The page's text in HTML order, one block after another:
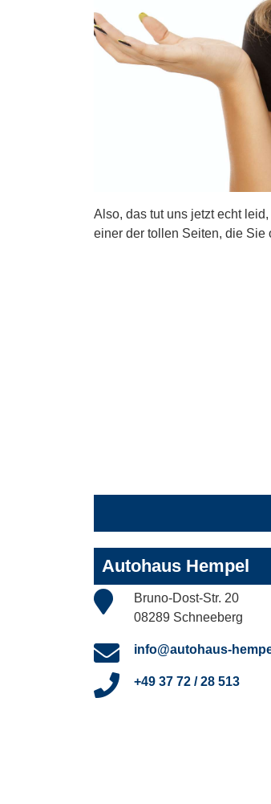
Also, das tut uns jetzt echt
einer der tollen Seiten, die Sie
Autohaus Hempel
Bruno-Dost-Str. 20
08289 Schneeberg
info@autohaus-
+49 37 72 / 28 513